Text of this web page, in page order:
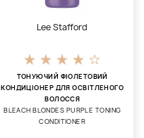
Lee Stafford
ТОНУЮЧИЙ ФІОЛЕТОВИЙ
КОНДИЦІОНЕР ДЛЯ ОСВІТЛЕНОГО
ВОЛОССЯ
BLEACH BLONDES PURPLE TONING
CONDITIONER